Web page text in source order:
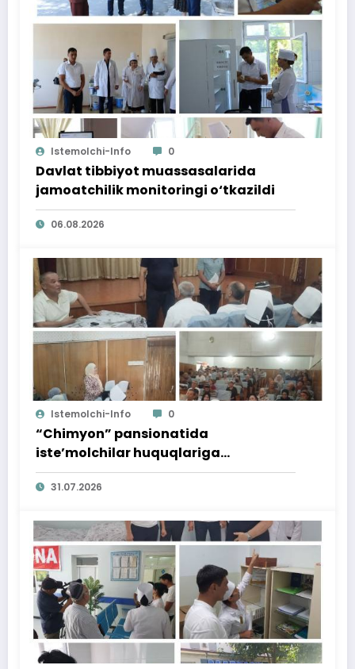
Istemolchi-Info 0
Davlat tibbiyot muassasalarida
jamoatchilik monitoringi o‘tkazildi
06.08.2026
Istemolchi-Info 0
“Chimyon” pansionatida
iste’molchilar huquqlariga
bag‘ishlangan targ‘ibot tadbiri
o‘tkazildi
31.07.2026